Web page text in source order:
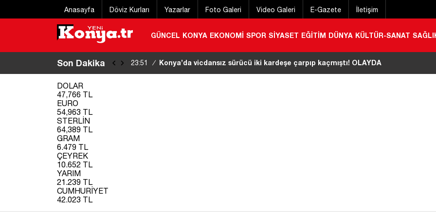
Anasayfa Döviz Kurları Yazarlar Foto Galeri Video Galeri E-Gazete İletişim
GÜNCEL KONYA EKONOMİ SPOR SİYASET EĞİTİM DÜNYA KÜLTÜR-SANAT
Son Dakika 22:48 / 6 gündür kayıp yaşlı adamın Berke Barajı’nda cansız bedeni
DOLAR
47,766 TL
EURO
54,963 TL
STERLİN
64,389 TL
GRAM
6.479 TL
ÇEYREK
10.652 TL
YARIM
21.239 TL
CUMHURİYET
42.023 TL